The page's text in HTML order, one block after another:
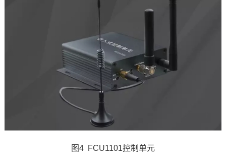
图4 FCU1101控制单元